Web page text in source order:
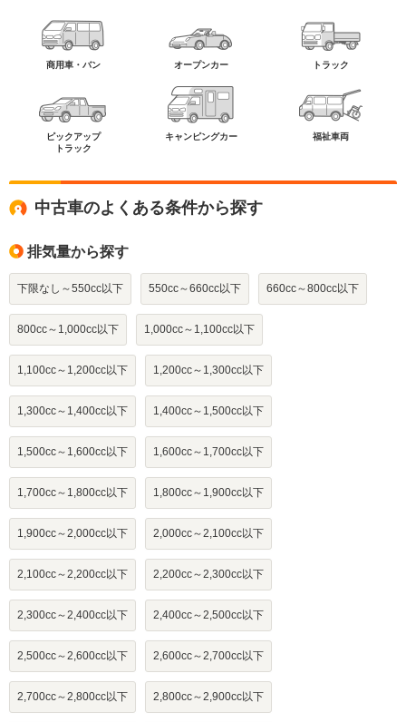
商用車・バン オープンカー トラック
ピックアップ
トラック
キャンピングカー 福祉車両
中古車のよくある条件から探す
排気量から探す
下限なし～550cc以下 550cc～660cc以下 660cc～800cc以下
800cc～1,000cc以下 1,000cc～1,100cc以下
1,100cc～1,200cc以下 1,200cc～1,300cc以下
1,300cc～1,400cc以下 1,400cc～1,500cc以下
1,500cc～1,600cc以下 1,600cc～1,700cc以下
1,700cc～1,800cc以下 1,800cc～1,900cc以下
1,900cc～2,000cc以下 2,000cc～2,100cc以下
2,100cc～2,200cc以下 2,200cc～2,300cc以下
2,300cc～2,400cc以下 2,400cc～2,500cc以下
2,500cc～2,600cc以下 2,600cc～2,700cc以下
2,700cc～2,800cc以下 2,800cc～2,900cc以下